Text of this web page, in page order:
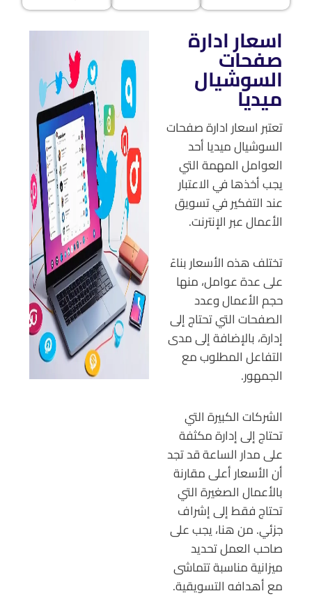
اسعار ادارة
صفحات
السوشيال
ميديا
تعتبر اسعار ادارة صفحات
السوشيال ميديا أحد
العوامل المهمة التي
يجب أخذها في الاعتبار
عند التفكير في تسويق
الأعمال عبر الإنترنت.
تختلف هذه الأسعار بناءً
على عدة عوامل، منها
حجم الأعمال وعدد
الصفحات التي تحتاج إلى
إدارة، بالإضافة إلى مدى
التفاعل المطلوب مع
الجمهور.
الشركات الكبيرة التي
تحتاج إلى إدارة مكثفة
على مدار الساعة قد تجد
أن الأسعار أعلى مقارنة
بالأعمال الصغيرة التي
تحتاج فقط إلى إشراف
جزئي. من هنا، يجب على
صاحب العمل تحديد
ميزانية مناسبة تتماشى
مع أهدافه التسويقية.